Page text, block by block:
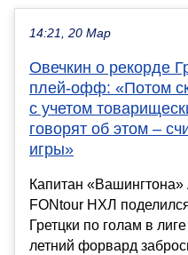
14:21, 20 Мар
Овечкин о рекорде
плей-офф: «Потом
с учетом
говорят об этом –
игры»
Капитан
FONtour НХЛ
Гретцки по голам в
летний форвард